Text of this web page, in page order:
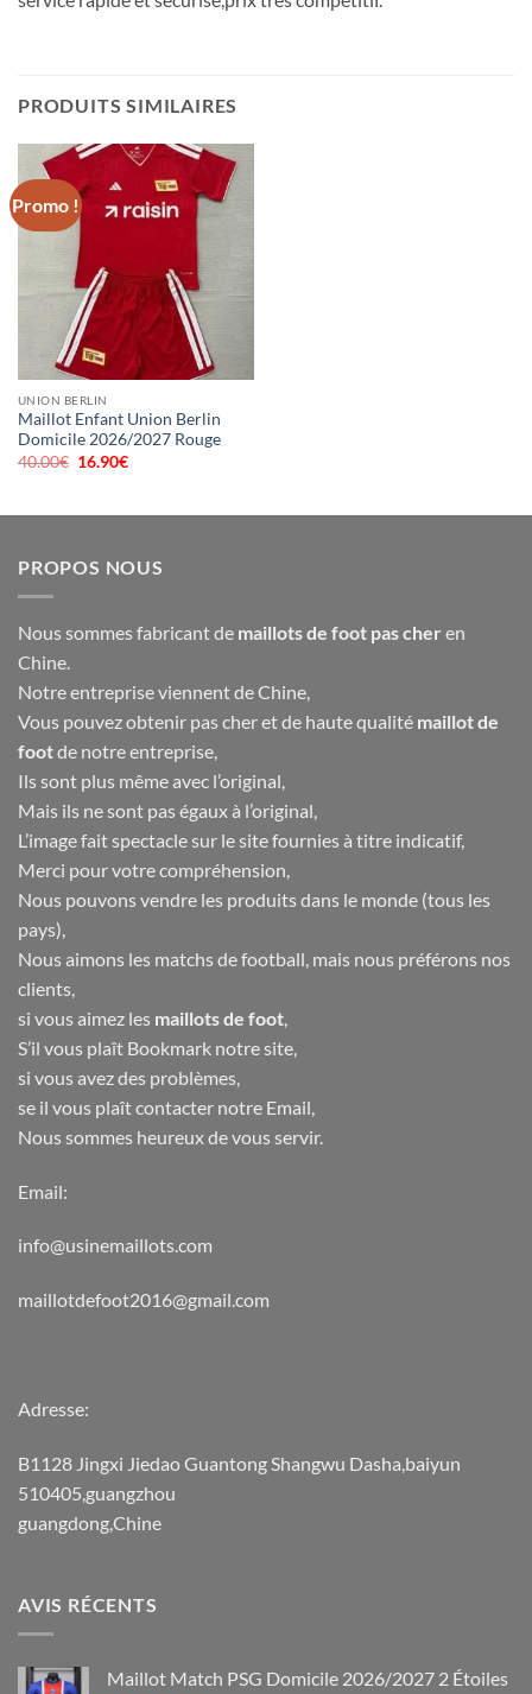
PRODUITS SIMILAIRES
Promo !
UNION BERLIN
Maillot Enfant Union Berlin
Domicile 2026/2027 Rouge
40.00€ Le
16.90€Le
PROPOS NOUS
Nous sommes fabricant de maillots de foot pas cher en
Chine.
Notre entreprise viennent de Chine,
Vous pouvez obtenir pas cher et de haute qualité maillot de
footde notre entreprise,
Ils sont plus même avec l’original,
Mais ils ne sont pas égaux à l’original,
L’image fait spectacle sur le site fournies à titre indicatif,
Merci pour votre compréhension,
Nous pouvons vendre les produits dans le monde (tous les
pays),
Nous aimons les matchs de football, mais nous préférons nos
clients,
si vous aimez les maillots de foot,
S’il vous plaît Bookmark notre site,
si vous avez des problèmes,
se il vous plaît contacter notre Email,
Nous sommes heureux de vous servir.
Email:
info@usinemaillots.com
maillotdefoot2016@gmail.com
Adresse:
B1128 Jingxi Jiedao Guantong Shangwu Dasha,baiyun
510405,guangzhou
guangdong,Chine
AVIS RÉCENTS
Maillot Match PSG Domicile 2026/2027 2 Étoiles